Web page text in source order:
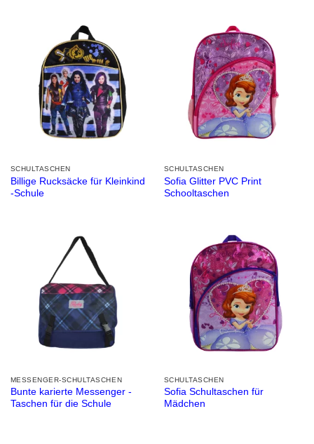
SCHULTASCHEN
Billige Rucksäcke für Kleinkind
-Schule
SCHULTASCHEN
Sofia Glitter PVC Print
Schooltaschen
MESSENGER-SCHULTASCHEN
Bunte karierte Messenger -
Taschen für die Schule
SCHULTASCHEN
Sofia Schultaschen für
Mädchen